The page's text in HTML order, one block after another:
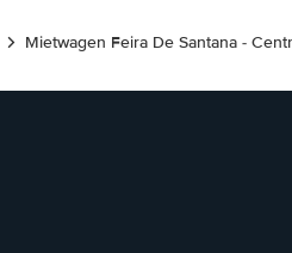
Mietwagen Feira De Santana -